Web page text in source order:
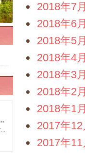
2018年7
2018年6
2018年5
2018年4
2018年3
2018年2
2018年1
2017年12
2017年11